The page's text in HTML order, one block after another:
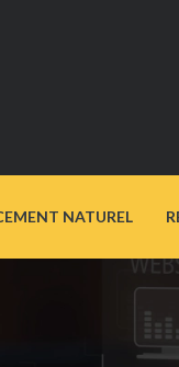
NATUREL